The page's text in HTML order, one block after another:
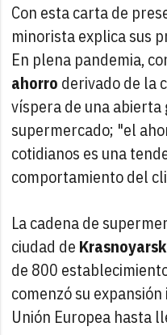
Con esta carta de
minorista explica sus
En plena pandemia,
ahorro derivado de la
víspera de una
supermercado; "el
cotidianos es una
comportamiento del
La cadena de
ciudad de Krasnoyarsk
de 800
comenzó su
Unión Europea hasta